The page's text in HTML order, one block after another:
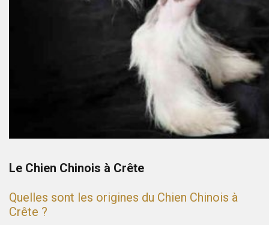
Le Chien Chinois à Crête
Quelles sont les origines du Chien Chinois à
Crête ?